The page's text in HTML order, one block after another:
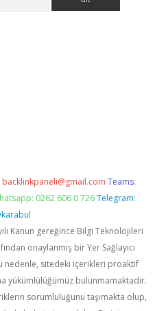
backlinkpaneli@gmail.com Teams:
0262 606 0 726 Telegram:
Kanun gereğince Bilgi Teknolojileri
onaylanmış bir Yer Sağlayıcı
nedenle, sitedeki içerikleri proaktif
yükümlülüğümüz bulunmamaktadır.
sorumluluğunu taşımakta olup,